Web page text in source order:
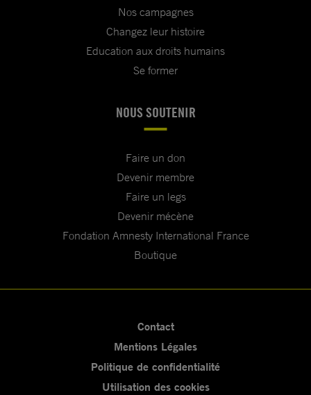
Nos campagnes
Changez leur histoire
Education aux droits humains
Se former
NOUS SOUTENIR
Faire un don
Devenir membre
Faire un legs
Devenir mécène
Fondation Amnesty International France
Boutique
Contact
Mentions Légales
Politique de confidentialité
Utilisation des cookies